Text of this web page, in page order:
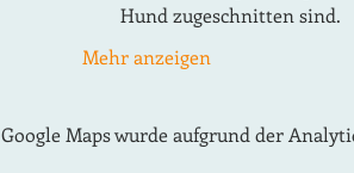
Hund zugeschnitten sind.
Mehr anzeigen
Google Maps wurde aufgrund der